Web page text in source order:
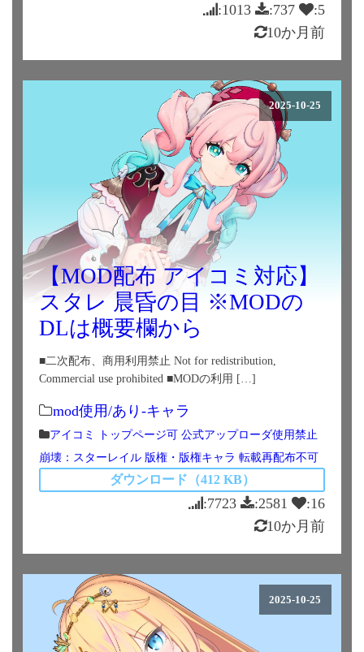
:1013 :737
:5
10か月前
2025-10-25
【MOD配布 アイコミ対応】
スタレ 晨昏の目 ※MODの
DLは概要欄から
■二次配布、商用利用禁止 Not for redistribution,
Commercial use prohibited ■MODの利用 […]
mod使用/あり-キャラ
アイコミ トップページ可 公式アップローダ使用禁止
崩壊：スターレイル 版権・版権キャラ 転載再配布不可
ダウンロード（412 KB）
:7723 :2581
:16
10か月前
2025-10-25